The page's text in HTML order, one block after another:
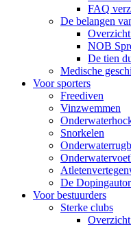
FAQ
De belangen
NOB
De tien
Medische
Voor sporters
Freediven
Vinzwemmen
Snorkelen
De
Voor bestuurders
Sterke clubs